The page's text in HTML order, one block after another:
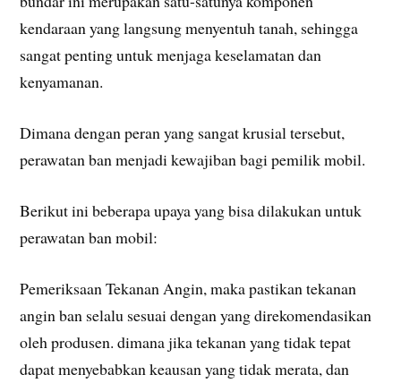
kendaraan yang langsung menyentuh tanah, sehingga
sangat penting untuk menjaga keselamatan dan
kenyamanan.
Dimana dengan peran yang sangat krusial tersebut,
perawatan ban menjadi kewajiban bagi pemilik mobil.
Berikut ini beberapa upaya yang bisa dilakukan untuk
perawatan ban mobil:
Pemeriksaan Tekanan Angin, maka pastikan tekanan
angin ban selalu sesuai dengan yang direkomendasikan
oleh produsen. dimana jika tekanan yang tidak tepat
dapat menyebabkan keausan yang tidak merata, dan